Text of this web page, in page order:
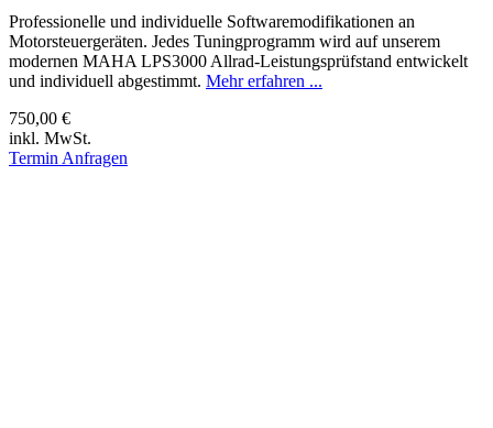
Professionelle und individuelle Softwaremodifikationen an
Motorsteuergeräten. Jedes Tuningprogramm wird auf unserem
modernen MAHA LPS3000 Allrad-Leistungsprüfstand entwickelt
und individuell abgestimmt. Mehr erfahren ...
750,00 €
inkl. MwSt.
Termin Anfragen